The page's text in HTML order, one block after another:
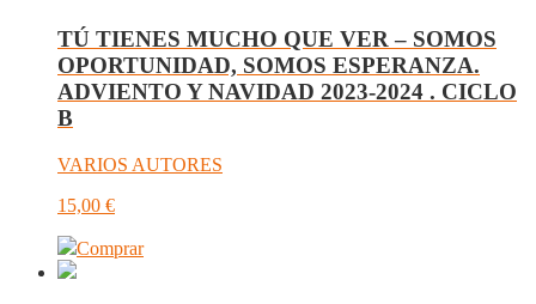
TÚ TIENES MUCHO QUE VER – SOMOS
OPORTUNIDAD, SOMOS ESPERANZA.
ADVIENTO Y NAVIDAD 2023-2024 . CICLO
B
VARIOS AUTORES
15,00 €
Comprar